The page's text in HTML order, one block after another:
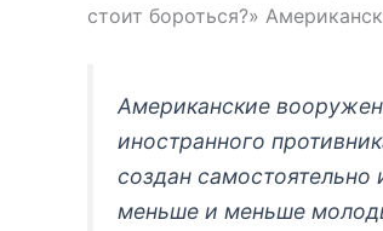
стоит бороться?»
Американские
иностранного
создан
меньше и меньше